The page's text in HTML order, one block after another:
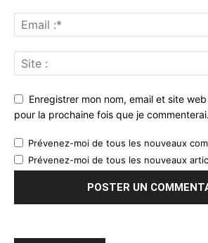
Enregistrer mon nom, email et site
pour la prochaine fois que je commenterai.
Prévenez-moi de tous les nouveaux
Prévenez-moi de tous les nouveaux